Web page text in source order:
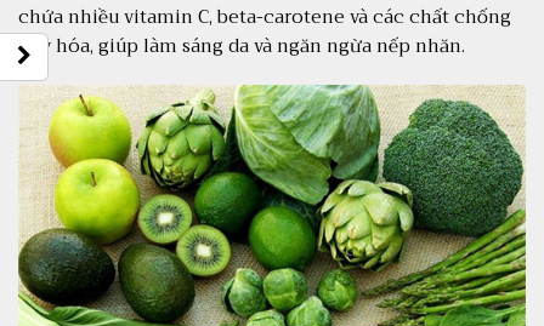
chứa nhiều vitamin C, beta-carotene và các chất chống
oxy hóa, giúp làm sáng da và ngăn ngừa nếp nhăn.